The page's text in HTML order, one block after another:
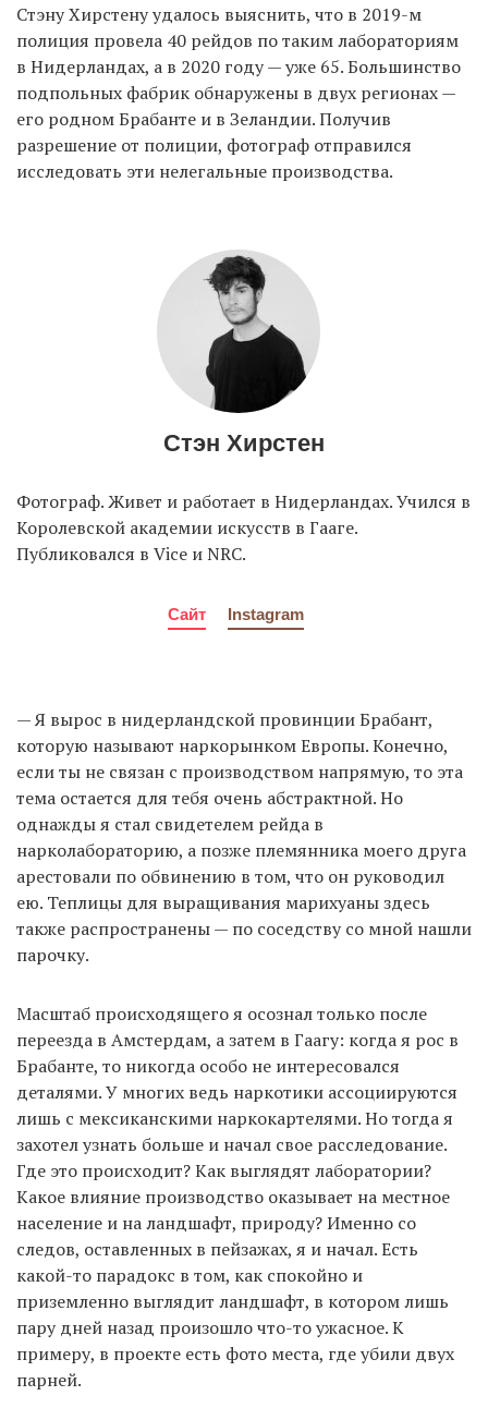
Стэну Хирстену удалось выяснить, что в 2019-м
полиция провела 40 рейдов по таким лабораториям
в Нидерландах, а в 2020 году — уже 65. Большинство
подпольных фабрик обнаружены в двух регионах —
его родном Брабанте и в Зеландии. Получив
разрешение от полиции, фотограф отправился
исследовать эти нелегальные производства.
Стэн Хирстен
Фотограф. Живет и работает в Нидерландах. Учился в
Королевской академии искусств в Гааге.
Публиковался в Vice и NRC.
Сайт Instagram
— Я вырос в нидерландской провинции Брабант,
которую называют наркорынком Европы. Конечно,
если ты не связан с производством напрямую, то эта
тема остается для тебя очень абстрактной. Но
однажды я стал свидетелем рейда в
нарколабораторию, а позже племянника моего друга
арестовали по обвинению в том, что он руководил
ею. Теплицы для выращивания марихуаны здесь
также распространены — по соседству со мной нашли
парочку.
Масштаб происходящего я осознал только после
переезда в Амстердам, а затем в Гаагу: когда я рос в
Брабанте, то никогда особо не интересовался
деталями. У многих ведь наркотики ассоциируются
лишь с мексиканскими наркокартелями. Но тогда я
захотел узнать больше и начал свое расследование.
Где это происходит? Как выглядят лаборатории?
Какое влияние производство оказывает на местное
население и на ландшафт, природу? Именно со
следов, оставленных в пейзажах, я и начал. Есть
какой-то парадокс в том, как спокойно и
приземленно выглядит ландшафт, в котором лишь
пару дней назад произошло что-то ужасное. К
примеру, в проекте есть фото места, где убили двух
парней.